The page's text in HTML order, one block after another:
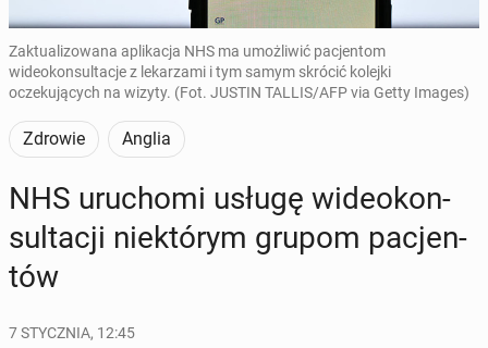
Zaktualizowana aplikacja NHS ma umożliwić pacjentom
wideokonsultacje z lekarzami i tym samym skrócić kolejki
oczekujących na wizyty. (Fot. JUSTIN TALLIS/AFP via Getty Images)
Zdrowie Anglia
NHS uru­cho­mi usługę wi­de­okon­
sul­ta­cji nie­któ­rym grupom pa­cjen­
tów
7 STYCZNIA, 12:45